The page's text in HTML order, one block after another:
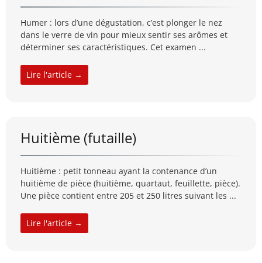
Humer : lors d’une dégustation, c’est plonger le nez
dans le verre de vin pour mieux sentir ses arômes et
déterminer ses caractéristiques. Cet examen ...
Lire l'article →
Huitième (futaille)
Huitième : petit tonneau ayant la contenance d’un
huitième de pièce (huitième, quartaut, feuillette, pièce).
Une pièce contient entre 205 et 250 litres suivant les ...
Lire l'article →